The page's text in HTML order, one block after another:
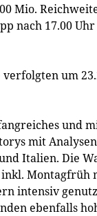
Mio.
nach 17.00 Uhr
um
und
mit
Italien. Die
Montagfrüh
intensiv
ebenfalls